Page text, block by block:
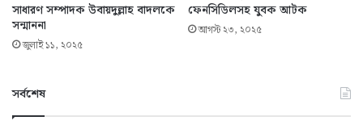
সাধারণ সম্পাদক উবায়দুল্লাহ বাদলকে
সন্মাননা
জুলাই ১১, ২০২৫
ফেনসিডিলসহ যুবক আটক
আগস্ট ২৩, ২০২৫
সর্বশেষ